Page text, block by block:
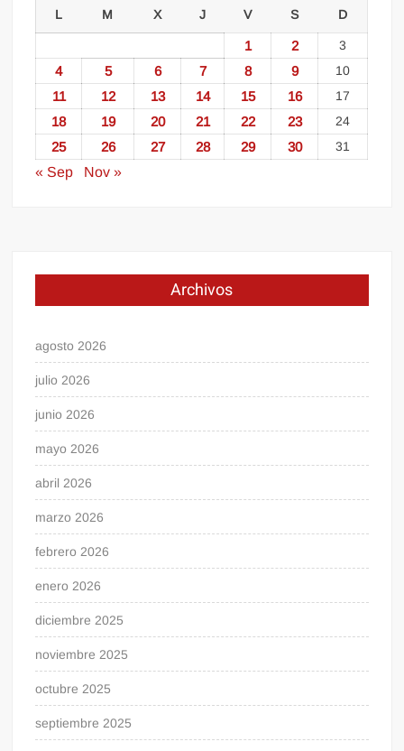
L M X J V S D
1 2 3
4 5 6 7 8 9 10
11 12 13 14 15 16 17
18 19 20 21 22 23 24
25 26 27 28 29 30 31
« Sep Nov »
Archivos
agosto 2026
julio 2026
junio 2026
mayo 2026
abril 2026
marzo 2026
febrero 2026
enero 2026
diciembre 2025
noviembre 2025
octubre 2025
septiembre 2025